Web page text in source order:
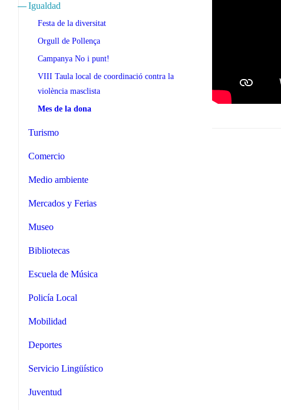
Igualdad
Festa de la diversitat
Orgull de Pollença
Campanya No i punt!
VIII Taula local de coordinació contra la
violència masclista
Mes de la dona
Turismo
Comercio
Medio ambiente
Mercados y Ferias
Museo
Bibliotecas
Escuela de Música
Policía Local
Mobilidad
Deportes
Servicio Lingüístico
Juventud